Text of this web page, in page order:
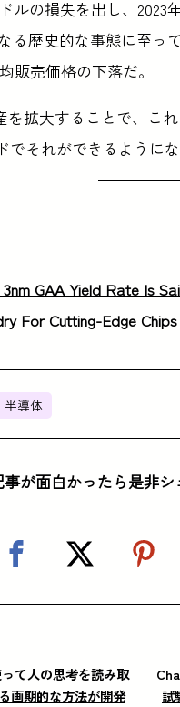
ルの損失を出し、2023
る歴史的な事態に至
販売価格の下落だ。
を拡大することで、こ
でそれができるように
3nm GAA Yield Rate Is
For Cutting-Edge Chips
半導体
事が面白かったら是非シ
て人の思考を読み取
画期的な方法が開発
試